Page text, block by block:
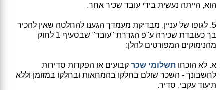
הוא, הייתה נעשית בידי עובד שכיר אחר.
5. לגופו של עניין, מבדיקת מעמדך הגענו להחלטה שאין להכיר
בך כעובדת שכירה ע"פ הגדרת "עובד" שבסעיף 1 לחוק
מהנימוקים המפורטים להלן:
א. לא הוכחו תשלומי שכר קבועים או הפקדות סדירות
לחשבונך - השכר שולם בחלקו בהמחאות ובחלקו במזומן וללא
תיעוד עקבי, סדיר.